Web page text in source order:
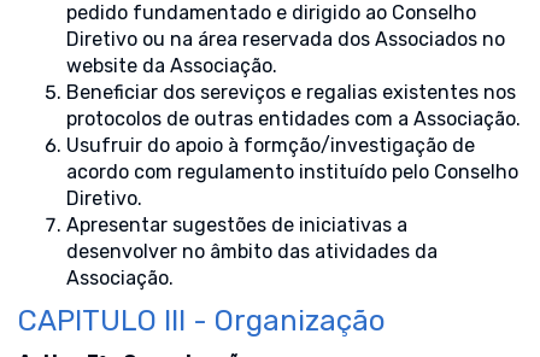
pedido fundamentado e dirigido ao Conselho
Diretivo ou na área reservada dos Associados no
website da Associação.
Beneficiar dos sereviços e regalias existentes nos
protocolos de outras entidades com a Associação.
Usufruir do apoio à formção/investigação de
acordo com regulamento instituído pelo Conselho
Diretivo.
Apresentar sugestões de iniciativas a
desenvolver no âmbito das atividades da
Associação.
CAPITULO III - Organização